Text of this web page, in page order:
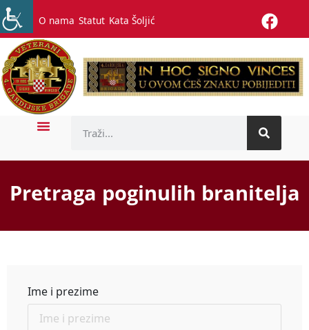
O nama Statut Kata Šoljić
Pretraga poginulih branitelja
Ime i prezime